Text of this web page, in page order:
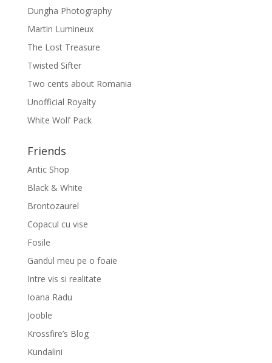
Dungha Photography
Martin Lumineux
The Lost Treasure
Twisted Sifter
Two cents about Romania
Unofficial Royalty
White Wolf Pack
Friends
Antic Shop
Black & White
Brontozaurel
Copacul cu vise
Fosile
Gandul meu pe o foaie
Intre vis si realitate
Ioana Radu
Jooble
Krossfire’s Blog
Kundalini